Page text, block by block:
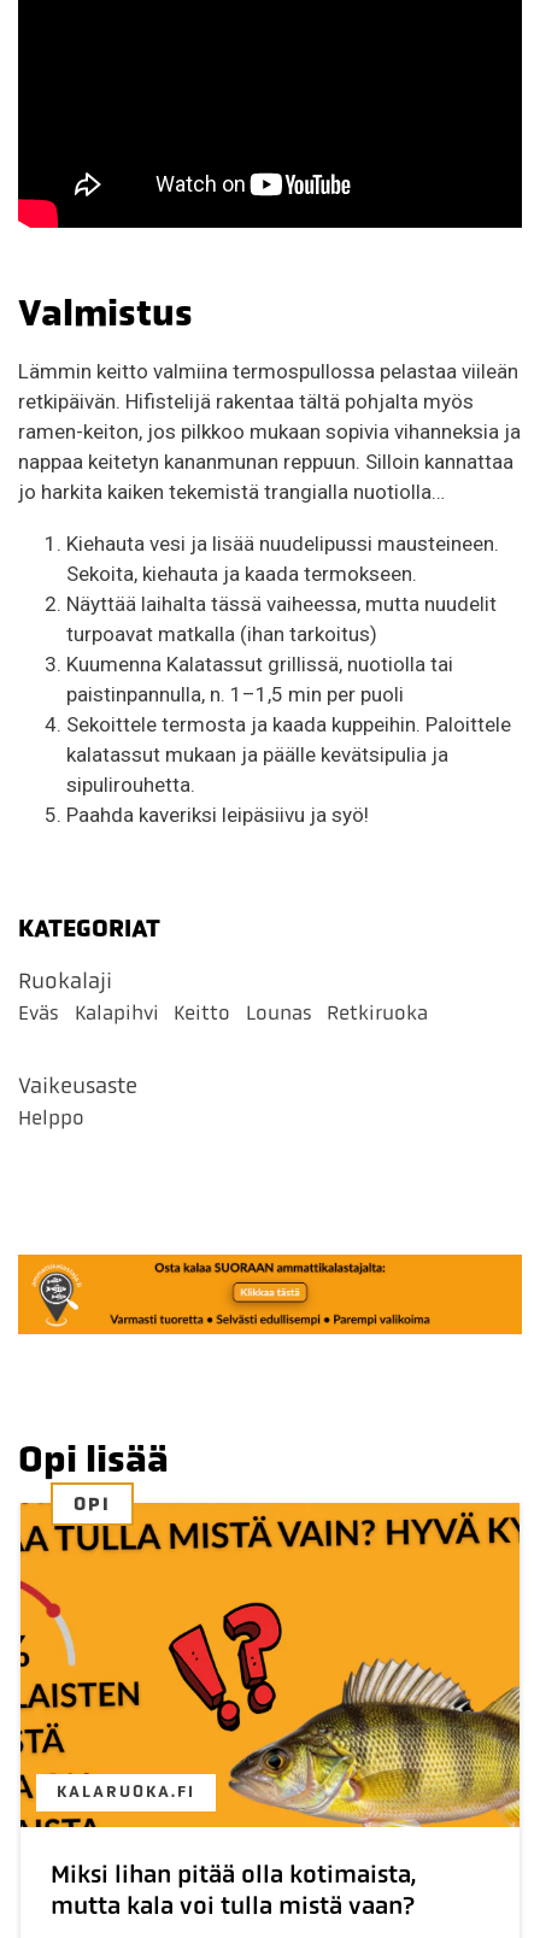
Valmistus
Lämmin keitto valmiina termospullossa pelastaa viileän
retkipäivän. Hifistelijä rakentaa tältä pohjalta myös
ramen-keiton, jos pilkkoo mukaan sopivia vihanneksia ja
nappaa keitetyn kananmunan reppuun. Silloin kannattaa
jo harkita kaiken tekemistä trangialla nuotiolla…
Kiehauta vesi ja lisää nuudelipussi mausteineen.
Sekoita, kiehauta ja kaada termokseen.
Näyttää laihalta tässä vaiheessa, mutta nuudelit
turpoavat matkalla (ihan tarkoitus)
Kuumenna Kalatassut grillissä, nuotiolla tai
paistinpannulla, n. 1–1,5 min per puoli
Sekoittele termosta ja kaada kuppeihin. Paloittele
kalatassut mukaan ja päälle kevätsipulia ja
sipulirouhetta.
Paahda kaveriksi leipäsiivu ja syö!
KATEGORIAT
Ruokalaji
Eväs Kalapihvi Keitto Lounas Retkiruoka
Vaikeusaste
Helppo
Opi lisää
OPI
KALARUOKA.FI
Miksi lihan pitää olla kotimaista,
mutta kala voi tulla mistä vaan?